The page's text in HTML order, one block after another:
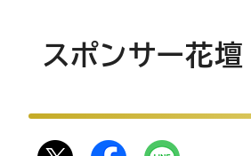
スポンサー花壇